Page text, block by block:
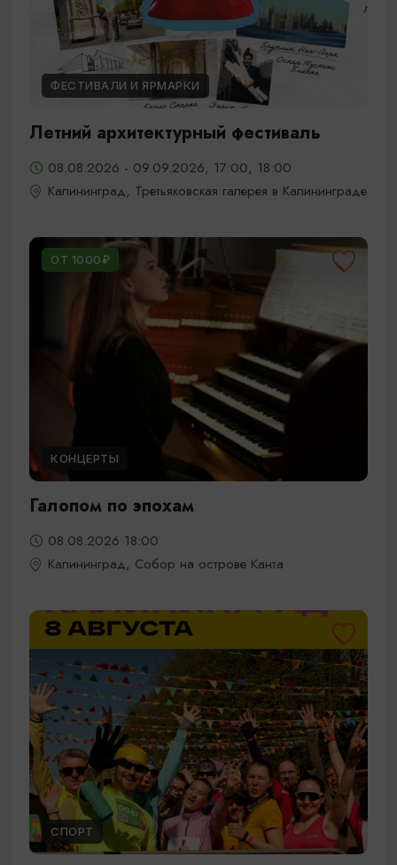
ФЕСТИВАЛИ И ЯРМАРКИ
Летний архитектурный фестиваль
08.08.2026 - 09.09.2026, 17:00, 18:00
Калининград, Третьяковская галерея в Калининграде
ОТ 1000₽
КОНЦЕРТЫ
Галопом по эпохам
08.08.2026 18:00
Калининград, Собор на острове Канта
СПОРТ